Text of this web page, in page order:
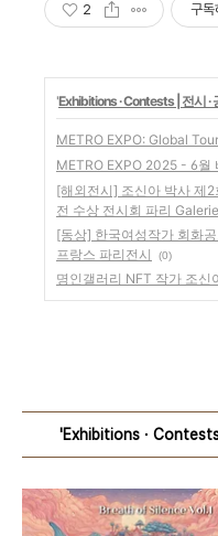
2 구독
'Exhibitions ∙ Contests | 전시 ∙
METRO EXPO: Global
METRO EXPO 2025 - 6월
[해외전시] 조신아 박사 제
전 수상 전시회 파리
[동상] 한국여성작가 회화
프랑스 파리전시
(0)
명인갤러리 NFT 작가 조신
'Exhibitions ∙ Contests